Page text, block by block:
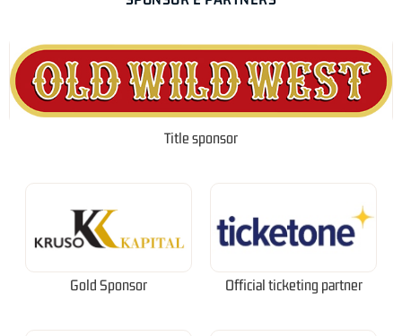
Title sponsor
Gold Sponsor Official ticketing partner